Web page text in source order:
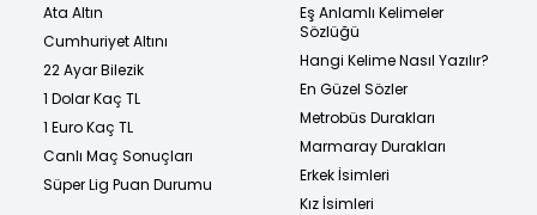
Ata Altın
Cumhuriyet Altını
22 Ayar Bilezik
1 Dolar Kaç TL
1 Euro Kaç TL
Canlı Maç Sonuçları
Süper Lig Puan Durumu
Eş Anlamlı Kelimeler
Sözlüğü
Hangi Kelime Nasıl Yazılır?
En Güzel Sözler
Metrobüs Durakları
Marmaray Durakları
Erkek İsimleri
Kız İsimleri